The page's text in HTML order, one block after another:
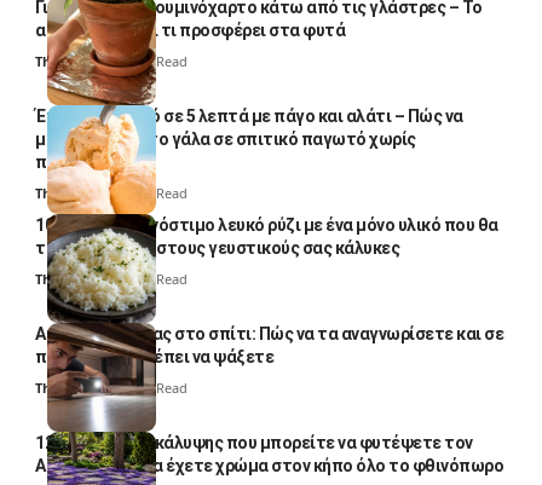
Γιατί βάζουν αλουμινόχαρτο κάτω από τις γλάστρες – Το
απλό κόλπο και τι προσφέρει στα φυτά
Thali Ombre4 Min Read
Έτοιμο παγωτό σε 5 λεπτά με πάγο και αλάτι – Πώς να
μετατρέψετε το γάλα σε σπιτικό παγωτό χωρίς
παγωτομηχανή
Thali Ombre 4 Min Read
10 φορές ποιο νόστιμο λευκό ρύζι με ένα μόνο υλικό που θα
το απογειώσει στους γευστικούς σας κάλυκες
Thali Ombre4 Min Read
Αυγά κατσαρίδας στο σπίτι: Πώς να τα αναγνωρίσετε και σε
ποια σημεία πρέπει να ψάξετε
Thali Ombre4 Min Read
12 φυτά εδαφοκάλυψης που μπορείτε να φυτέψετε τον
Αύγουστο για να έχετε χρώμα στον κήπο όλο το φθινόπωρο